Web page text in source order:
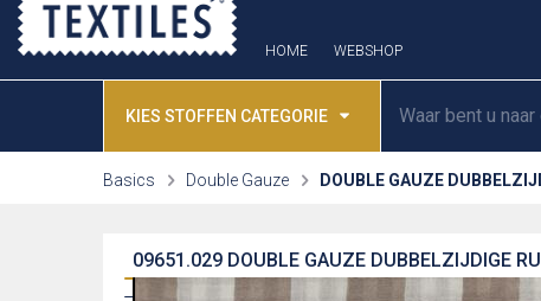
HOME WEBSHOP
KIES STOFFEN CATEGORIE
Basics Double Gauze DOUBLE GAUZE
DOUBLE GAUZE DUBBELZIJDIGE
09651.029